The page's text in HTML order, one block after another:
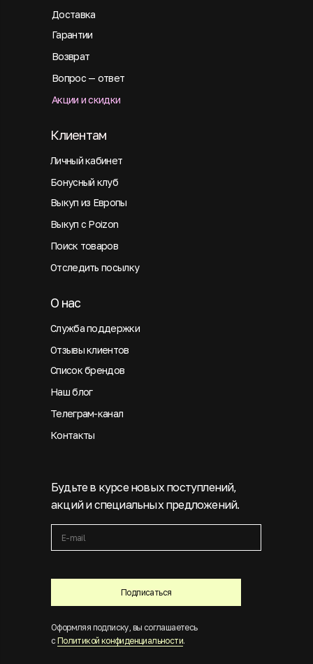
Подписаться
Будьте в курсе новых поступлений,
акций и специальных предложений.
Оформляя подписку, вы соглашаетесь
с Политикой конфиденциальности.
Доставка
Гарантии
Возврат
Вопрос — ответ
Акции и скидки
Личный кабинет
Клиентам
Бонусный клуб
Выкуп из Европы
Выкуп с Poizon
Поиск товаров
Отследить посылку
Служба поддержки
О нас
Отзывы клиентов
Список брендов
Наш блог
Телеграм-канал
Контакты